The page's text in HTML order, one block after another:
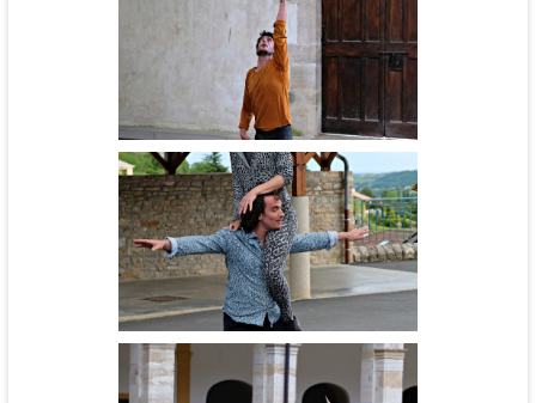
Que dia é hoje? - Grupo
Tapias